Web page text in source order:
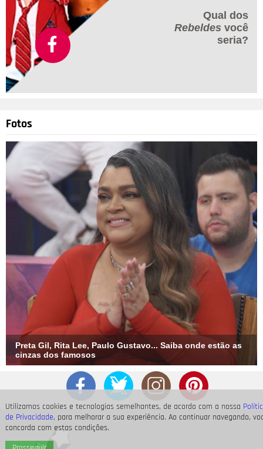
Utilizamos cookies e tecnologias semelhantes, de acordo com a nossa
de Privacidade, para melhorar a sua experiência. Ao continuar navegando,
concorda com estas condições.
Qual dos
Rebeldes você
seria?
Fotos
Preta Gil, Rita Lee, Paulo Gustavo... Saiba onde estão as
cinzas dos famosos